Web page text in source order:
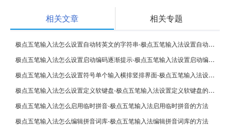
相关文章 相关专题
极点五笔输入法怎么设置自动转英文的字符串-极点五笔输入法设置自动转英文的字符串的方法
极点五笔输入法怎么设置启动编码逐渐提示-极点五笔输入法设置启动编码逐渐提示的方法
极点五笔输入法怎么设置符号单个输入横排竖排界面-极点五笔输入法设置符号单个输入横排竖排界面的方法
极点五笔输入法怎么设置定义软键盘-极点五笔输入法设置定义软键盘的方法
极点五笔输入法怎么启用临时拼音-极点五笔输入法启用临时拼音的方法
极点五笔输入法怎么编辑拼音词库-极点五笔输入法编辑拼音词库的方法